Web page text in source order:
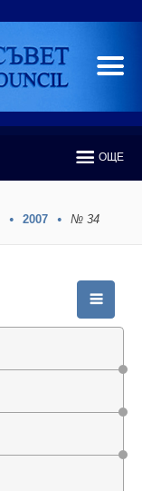
ОЩЕ
2007 № 34